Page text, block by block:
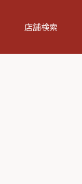
店舗検索